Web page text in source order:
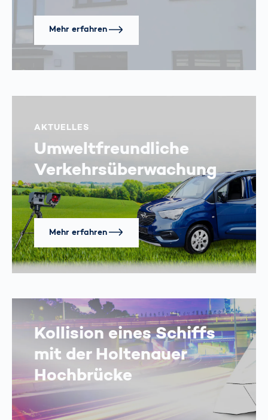
Mehr erfahren
AKTUELLES
Umweltfreundliche
Verkehrsüberwachung
Mehr erfahren
Kollision eines Schiffs
mit der Holtenauer
Hochbrücke